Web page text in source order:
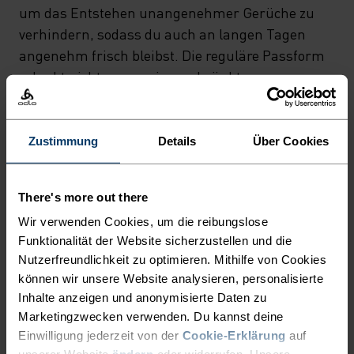
Zustimmung Details Über Cookies
There's more out there
Wir verwenden Cookies, um die reibungslose
Funktionalität der Website sicherzustellen und die
Nutzerfreundlichkeit zu optimieren. Mithilfe von Cookies
können wir unsere Website analysieren, personalisierte
Inhalte anzeigen und anonymisierte Daten zu
Marketingzwecken verwenden. Du kannst deine
Einwilligung jederzeit von der Cookie-Erklärung auf
SORGT. NACHHALTIGE
ZEROSCENT TECHNOLOGIE
NUTZT DIE ANTIBAKTERIELLE
WIRKUNG NATÜRLICHER
SILBERIONEN, UM DAS
ENTSTEHEN UNANGENEHMER
GERÜCHE ZU VERHINDERN,
SODASS DU AUCH AN LANGEN
TAGEN ANGENEHM FRISCH
BLEIBST. DIE REGULÄRE
PASSFORM ERLAUBT NICHT
NUR UNEINGESCHRÄNKTE
BEWEGUNGSFREIHEIT,
um das Entstehen unangenehmer Gerüche zu
verhindern, sodass du auch an langen Tagen
angenehm frisch bleibst. Die reguläre Passform
erlaubt nicht nur uneingeschränkte
Bewegungsfreiheit, sondern sitzt auch so
vorteilhaft, dass sich das Shirt beim Sport ebenso
schick tragen lässt wie in der Freizeit. Ob
Stadtbummel, Golfen oder Wandern - mit dem
auf hervorragende Funktion und angenehmen
Tragekomfort verlassen!
EIN MULTITALENT BEI DEM
ALLES STIMMT